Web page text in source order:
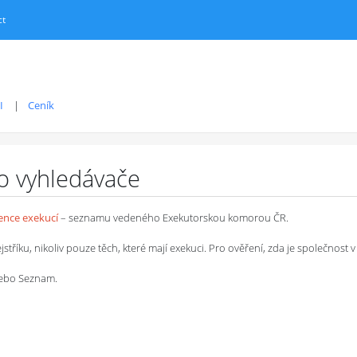
Ceník
vyhledávače
exekucí– seznamu vedeného Exekutorskou komorou ČR.
nikoliv pouze těch, které mají exekuci. Pro ověření, zda je
Seznam.